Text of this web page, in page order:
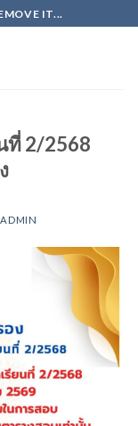
IT...
ที่ 2/2568
ADMIN